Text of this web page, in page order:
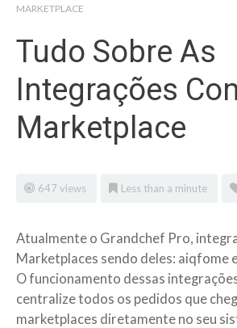
MARKETPLACE
Tudo Sobre As
Integrações
Marketplace
647 views Less than a minute
Atualmente o Grandchef Pro,
Marketplaces sendo deles: aiqfome
O funcionamento dessas
centralize todos os pedidos que
marketplaces diretamente no seu